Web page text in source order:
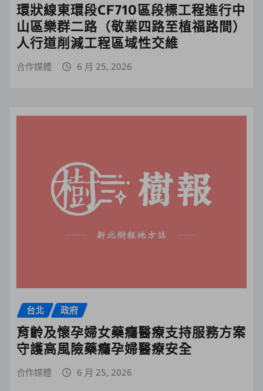
環狀線東環段CF710區段標工程進行中
山區樂群二路（敬業四路至植福路間）
人行道削減工程區域性交維
合作媒體 6 月 25, 2026
台北 政府
育齡及懷孕婦女藥癮醫療支持服務方案
守護高風險藥癮孕婦醫療安全
合作媒體 6 月 25, 2026